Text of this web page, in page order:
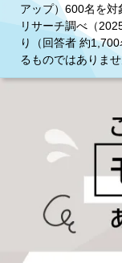
アップ）600名を
リサーチ調べ（
り（回答者 約
るものではありませ